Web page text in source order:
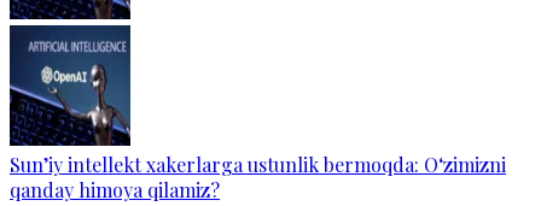
Sun’iy intellekt xakerlarga ustunlik bermoqda: O‘zimizni
qanday himoya qilamiz?